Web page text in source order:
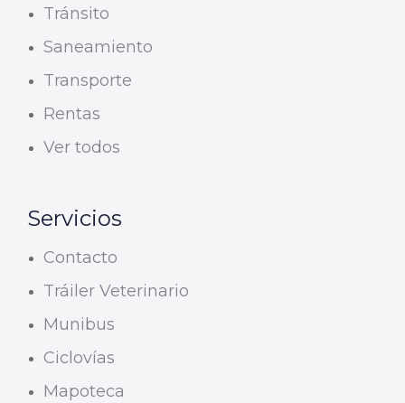
Tránsito
Saneamiento
Transporte
Rentas
Ver todos
Servicios
Contacto
Tráiler Veterinario
Munibus
Ciclovías
Mapoteca